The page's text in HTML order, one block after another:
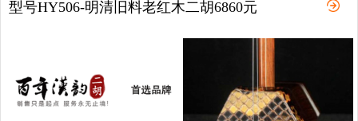
型号HY506-明清旧料老红木二胡6860元